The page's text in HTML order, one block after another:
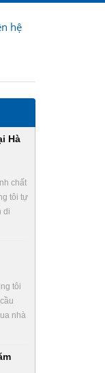
hệ
Hà
chất
tôi tự
di
tôi
nhà